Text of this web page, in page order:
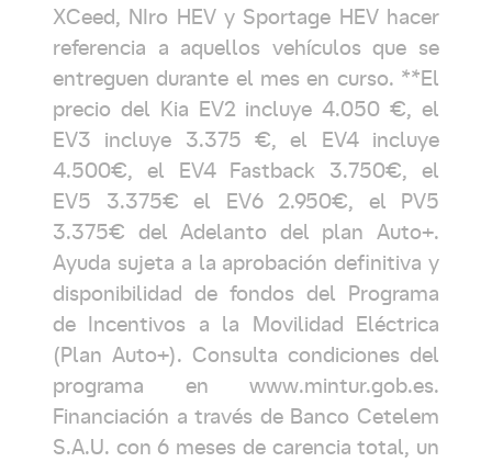
XCeed, NIro HEV y Sportage HEV hacer
referencia a aquellos vehículos que se
entreguen durante el mes en curso. **El
precio del Kia EV2 incluye 4.050 €, el
EV3 incluye 3.375 €, el EV4 incluye
4.500€, el EV4 Fastback 3.750€, el
EV5 3.375€ el EV6 2.950€, el PV5
3.375€ del Adelanto del plan Auto+.
Ayuda sujeta a la aprobación definitiva y
disponibilidad de fondos del Programa
de Incentivos a la Movilidad Eléctrica
(Plan Auto+). Consulta condiciones del
programa en www.mintur.gob.es.
Financiación a través de Banco Cetelem
S.A.U. con 6 meses de carencia total, un